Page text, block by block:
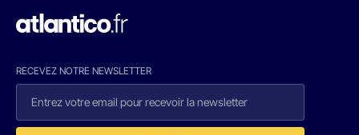
RECEVEZ NOTRE NEWSLETTER